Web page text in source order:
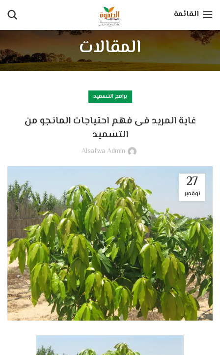
القائمة
المقالات
برامج التسميد
غاية المريد فى فهم احتياجات المانجو من
التسميد
Alsafwa Admin
27
نوفمبر